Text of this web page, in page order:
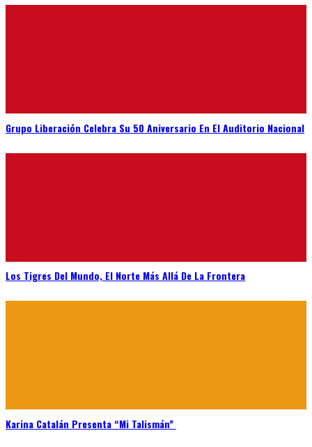
Grupo Liberación Celebra Su 50 Aniversario En El Auditorio Nacional
Los Tigres Del Mundo, El Norte Más Allá De La Frontera
Karina Catalán Presenta “Mi Talismán”